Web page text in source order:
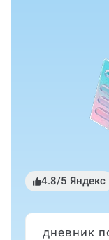
4.8/5 Яндекс
дневник